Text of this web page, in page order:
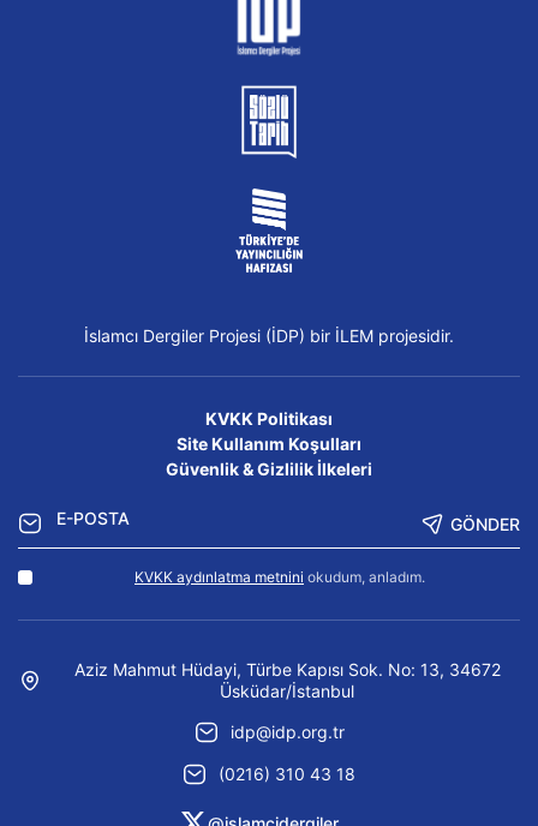
İslamcı Dergiler Projesi (İDP) bir İLEM projesidir.
KVKK Politikası
Site Kullanım Koşulları
Güvenlik & Gizlilik İlkeleri
GÖNDER
KVKK aydınlatma metnini okudum, anladım.
Aziz Mahmut Hüdayi, Türbe Kapısı Sok. No: 13, 34672
Üsküdar/İstanbul
idp@idp.org.tr
(0216) 310 43 18